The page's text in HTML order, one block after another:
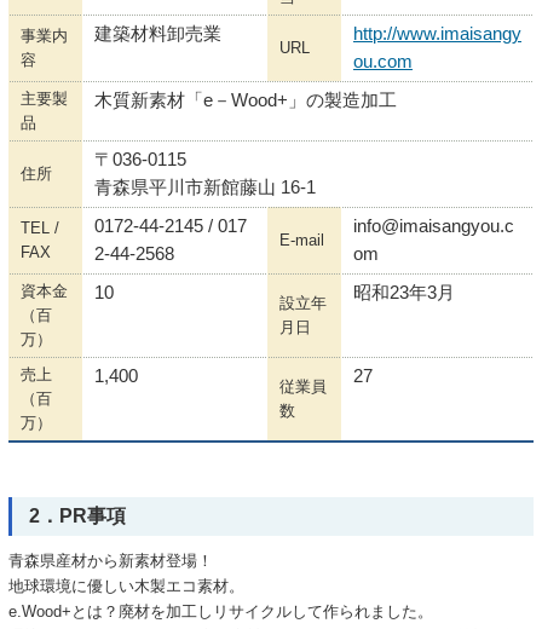
事業内
容
建築材料卸売業
URL
http://www.imaisangy
ou.com
主要製
品
木質新素材「e－Wood+」の製造加工
住所
〒036-0115
青森県平川市新館藤山 16-1
TEL /
FAX
0172-44-2145 / 017
2-44-2568
E-mail
info@imaisangyou.c
om
資本金
（百
万）
10
設立年
月日
昭和23年3月
売上
（百
万）
1,400
従業員
数
27
2．PR事項
青森県産材から新素材登場！
地球環境に優しい木製エコ素材。
e.Wood+とは？廃材を加工しリサイクルして作られました。